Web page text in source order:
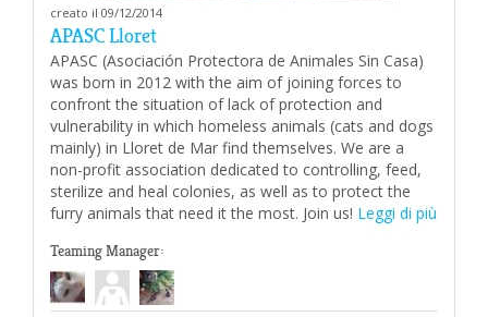
creato il 09/12/2014
APASC Lloret
APASC (Asociación Protectora de Animales Sin Casa)
was born in 2012 with the aim of joining forces to
confront the situation of lack of protection and
vulnerability in which homeless animals (cats and dogs
mainly) in Lloret de Mar find themselves. We are a
non-profit association dedicated to controlling, feed,
sterilize and heal colonies, as well as to protect the
furry animals that need it the most. Join us! Leggi di più
Teaming Manager: